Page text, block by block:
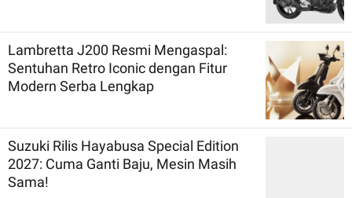
Lambretta J200 Resmi Mengaspal:
Sentuhan Retro Iconic dengan Fitur
Modern Serba Lengkap
Suzuki Rilis Hayabusa Special Edition
2027: Cuma Ganti Baju, Mesin Masih
Sama!